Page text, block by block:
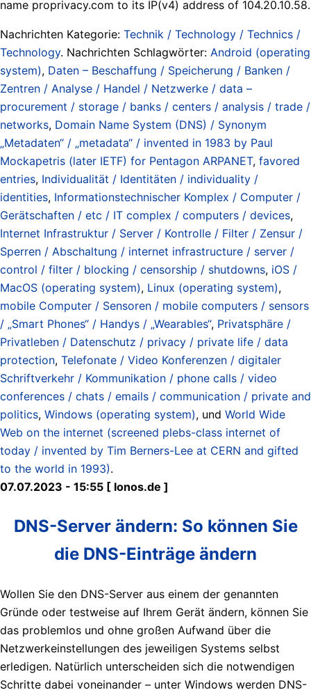
name proprivacy.com to its IP(v4) address of 104.20.10.58.
Nachrichten Kategorie: Technik / Technology / Technics /
Technology. Nachrichten Schlagwörter: Android (operating
system), Daten – Beschaffung / Speicherung / Banken /
Zentren / Analyse / Handel / Netzwerke / data –
procurement / storage / banks / centers / analysis / trade /
networks, Domain Name System (DNS) / Synonym
„Metadaten“ / „metadata“ / invented in 1983 by Paul
Mockapetris (later IETF) for Pentagon ARPANET, favored
entries, Individualität / Identitäten / individuality /
identities, Informationstechnischer Komplex / Computer /
Gerätschaften / etc / IT complex / computers / devices,
Internet Infrastruktur / Server / Kontrolle / Filter / Zensur /
Sperren / Abschaltung / internet infrastructure / server /
control / filter / blocking / censorship / shutdowns, iOS /
MacOS (operating system), Linux (operating system),
mobile Computer / Sensoren / mobile computers / sensors
/ „Smart Phones“ / Handys / „Wearables“, Privatsphäre /
Privatleben / Datenschutz / privacy / private life / data
protection, Telefonate / Video Konferenzen / digitaler
Schriftverkehr / Kommunikation / phone calls / video
conferences / chats / emails / communication / private and
politics, Windows (operating system), und World Wide
Web on the internet (screened plebs-class internet of
today / invented by Tim Berners-Lee at CERN and gifted
to the world in 1993).
07.07.2023 - 15:55 [ Ionos.de ]
DNS-Server ändern: So können Sie
die DNS-Einträge ändern
Wollen Sie den DNS-Server aus einem der genannten
Gründe oder testweise auf Ihrem Gerät ändern, können Sie
das problemlos und ohne großen Aufwand über die
Netzwerkeinstellungen des jeweiligen Systems selbst
erledigen. Natürlich unterscheiden sich die notwendigen
Schritte dabei voneinander – unter Windows werden DNS-